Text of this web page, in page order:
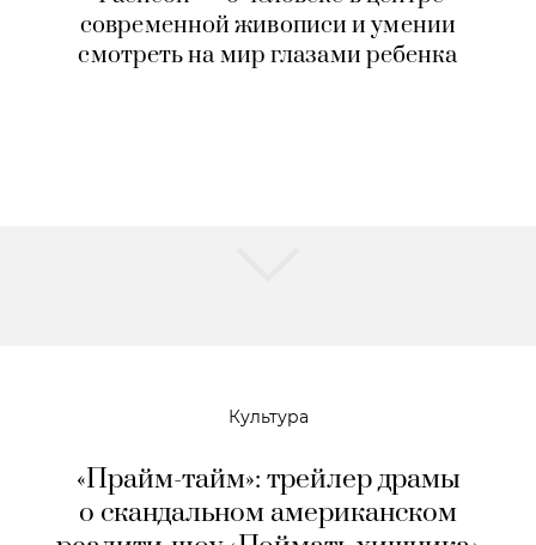
современной живописи и умении
смотреть на мир глазами ребенка
Культура
«Прайм-тайм»: трейлер драмы
о скандальном американском